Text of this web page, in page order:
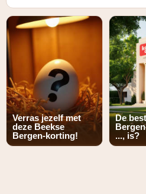
Verras jezelf met
deze Beekse
Bergen-korting!
De
..., is?